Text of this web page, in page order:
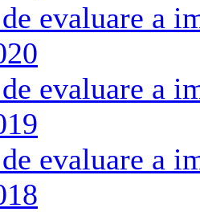
evaluare a
evaluare a
evaluare a